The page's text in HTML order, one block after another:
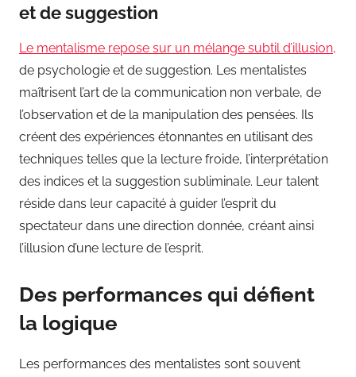
et de suggestion
Le mentalisme repose sur un mélange subtil d’illusion,
de psychologie et de suggestion. Les mentalistes
maîtrisent l’art de la communication non verbale, de
l’observation et de la manipulation des pensées. Ils
créent des expériences étonnantes en utilisant des
techniques telles que la lecture froide, l’interprétation
des indices et la suggestion subliminale. Leur talent
réside dans leur capacité à guider l’esprit du
spectateur dans une direction donnée, créant ainsi
l’illusion d’une lecture de l’esprit.
Des performances qui défient
la logique
Les performances des mentalistes sont souvent